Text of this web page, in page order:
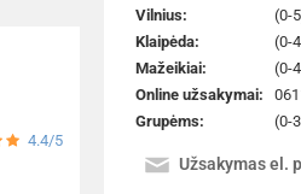
4.4/5
Vilnius:
(0-
Klaipėda:
(0-
Mažeikiai:
(0-
Online užsakymai:
Grupėms:
(0-
Užsakymas el.